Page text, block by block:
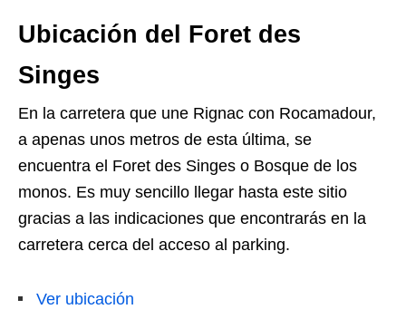
Ubicación del Foret des
Singes
En la carretera que une Rignac con Rocamadour,
a apenas unos metros de esta última, se
encuentra el Foret des Singes o Bosque de los
monos. Es muy sencillo llegar hasta este sitio
gracias a las indicaciones que encontrarás en la
carretera cerca del acceso al parking.
Ver ubicación